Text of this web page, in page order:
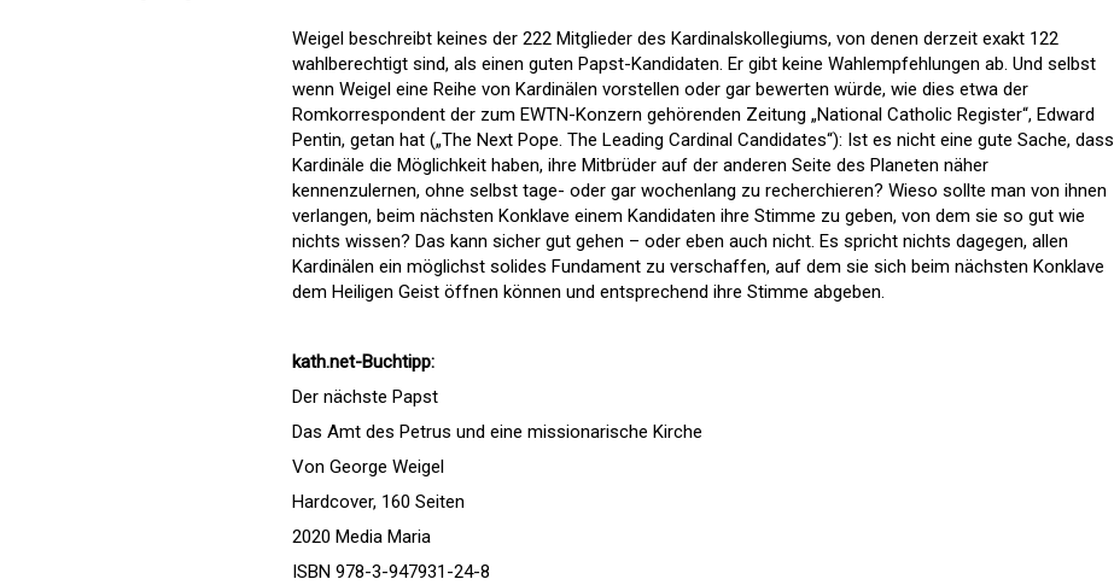
Weigel beschreibt keines der 222 Mitglieder des Kardinalskollegiums, von denen derzeit exakt 122
wahlberechtigt sind, als einen guten Papst-Kandidaten. Er gibt keine Wahlempfehlungen ab. Und selbst
wenn Weigel eine Reihe von Kardinälen vorstellen oder gar bewerten würde, wie dies etwa der
Romkorrespondent der zum EWTN-Konzern gehörenden Zeitung „National Catholic Register“, Edward
Pentin, getan hat („The Next Pope. The Leading Cardinal Candidates“): Ist es nicht eine gute Sache, dass
Kardinäle die Möglichkeit haben, ihre Mitbrüder auf der anderen Seite des Planeten näher
kennenzulernen, ohne selbst tage- oder gar wochenlang zu recherchieren? Wieso sollte man von ihnen
verlangen, beim nächsten Konklave einem Kandidaten ihre Stimme zu geben, von dem sie so gut wie
nichts wissen? Das kann sicher gut gehen – oder eben auch nicht. Es spricht nichts dagegen, allen
Kardinälen ein möglichst solides Fundament zu verschaffen, auf dem sie sich beim nächsten Konklave
dem Heiligen Geist öffnen können und entsprechend ihre Stimme abgeben.
kath.net-Buchtipp:
Der nächste Papst
Das Amt des Petrus und eine missionarische Kirche
Von George Weigel
Hardcover, 160 Seiten
2020 Media Maria
ISBN 978-3-947931-24-8